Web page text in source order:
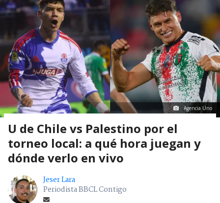
Agencia Uno
U de Chile vs Palestino por el
torneo local: a qué hora juegan y
dónde verlo en vivo
Jeser Lara
Periodista BBCL Contigo